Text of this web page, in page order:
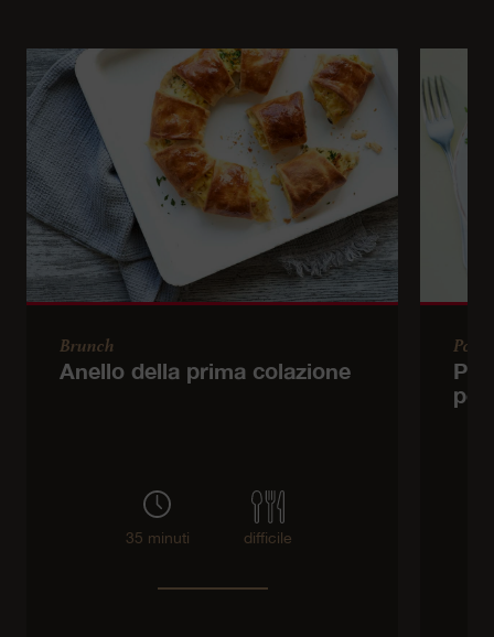
Brunch
Anello della prima colazione
35 minuti difficile